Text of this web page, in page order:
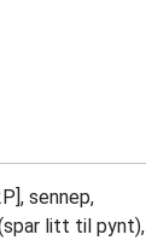
sennep,
litt til pynt),